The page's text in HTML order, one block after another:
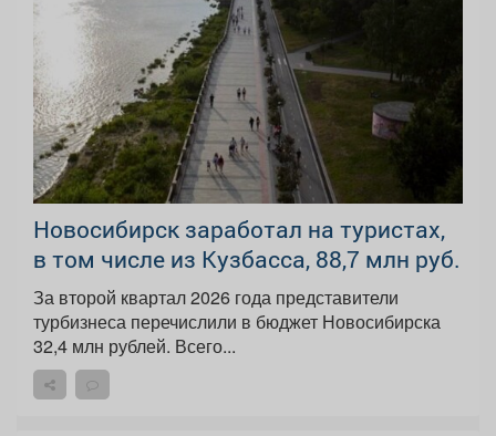
Новосибирск заработал на туристах,
в том числе из Кузбасса, 88,7 млн руб.
За второй квартал 2026 года представители
турбизнеса перечислили в бюджет Новосибирска
32,4 млн рублей. Всего...